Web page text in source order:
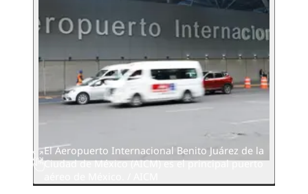
El Aeropuerto Internacional Benito Juárez de la
Ciudad de México (AICM) es el principal puerto